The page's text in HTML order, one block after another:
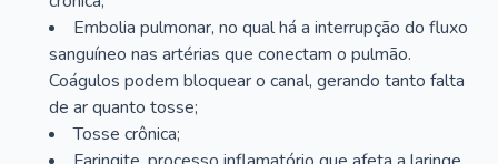
Embolia pulmonar, no qual há a interrupção do fluxo
sanguíneo nas artérias que conectam o pulmão.
Coágulos podem bloquear o canal, gerando tanto falta
de ar quanto tosse;
Tosse crônica;